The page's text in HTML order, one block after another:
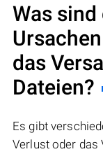
Was
das
Dateien?
Es gibt
Verlust oder das